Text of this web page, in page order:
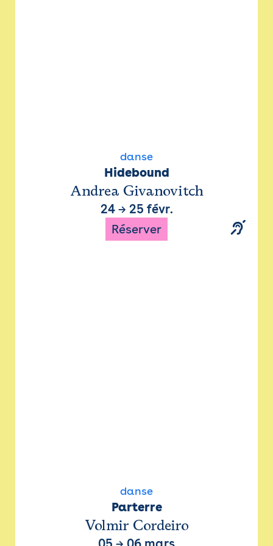
danse
Hidebound
Andrea Givanovitch
24→ 25 févr.
Réserver
danse
Parterre
Volmir Cordeiro